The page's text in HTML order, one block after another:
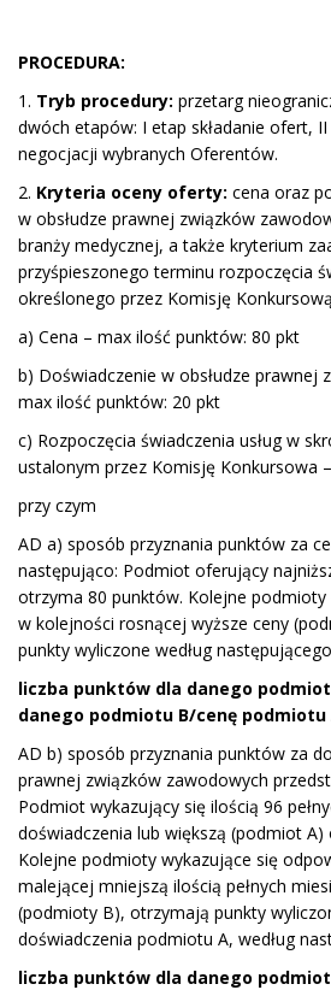
PROCEDURA:
1. Tryb procedury: przetarg
dwóch etapów: I etap składanie ofert,
negocjacji wybranych Oferentów.
2. Kryteria oceny oferty: cena oraz
w obsłudze prawnej związków
branży medycznej, a także kryterium
przyśpieszonego terminu rozpoczęcia
określonego przez Komisję
a) Cena – max ilość punktów: 80 pkt
b) Doświadczenie w obsłudze prawnej
max ilość punktów: 20 pkt
c) Rozpoczęcia świadczenia usług w
ustalonym przez Komisję Konkursowa
przy czym
AD a) sposób przyznania punktów za
następująco: Podmiot oferujący
otrzyma 80 punktów. Kolejne
w kolejności rosnącej wyższe ceny
punkty wyliczone według
liczba punktów dla danego
danego podmiotu B/cenę podmiotu
AD b) sposób przyznania punktów za
prawnej związków zawodowych
Podmiot wykazujący się ilością 96
doświadczenia lub większą (podmiot
Kolejne podmioty wykazujące się
malejącej mniejszą ilością pełnych
(podmioty B), otrzymają punkty
doświadczenia podmiotu A, według
liczba punktów dla danego